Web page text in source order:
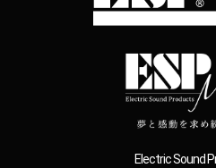
Electric Sound